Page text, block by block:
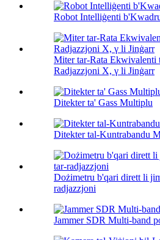
Robot Intelliġenti
Miter tar-Rata Ekwivalenti
Radjazzjoni X, γ li Jinġarr
Ditekter ta' Gass Multiplu
Ditekter tal-Kuntrabandu
Dożimetru b'qari dirett li
radjazzjoni
Jammer SDR Multi-band